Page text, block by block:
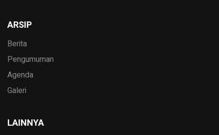
ARSIP
Berita
Pengumuman
Agenda
Galeri
LAINNYA